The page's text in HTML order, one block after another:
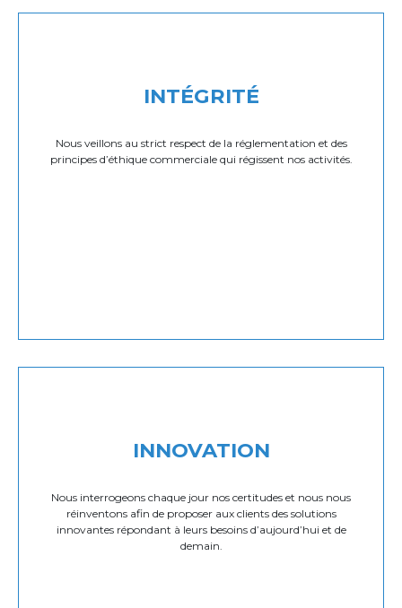
INTÉGRITÉ
Nous veillons au strict respect de la réglementation et des
principes d’éthique commerciale qui régissent nos activités.
INNOVATION
Nous interrogeons chaque jour nos certitudes et nous nous
réinventons afin de proposer aux clients des solutions
innovantes répondant à leurs besoins d’aujourd’hui et de
demain.